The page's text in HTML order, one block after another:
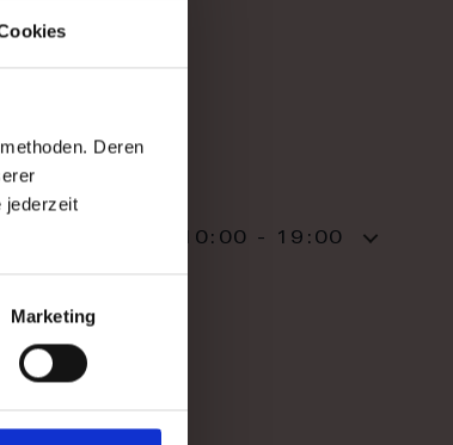
Deren
jederzeit
Marketing
TIME
10:00 - 19:00